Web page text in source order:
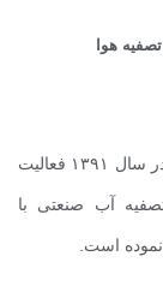
هوا
شرکت هولیوان صنعت آریا به شماره ثبت ۴۲۸۵۲۲ در سال ۱۳۹۱ فعالیت
آب صنعتی با
است.